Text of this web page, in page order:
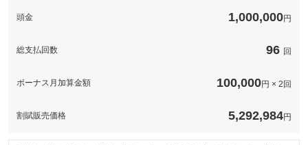
このパックの見積もり依頼（無料）
頭金 1,000,000円
総支払回数 96 回
ボーナス月加算金額 100,000円 × 2回
割賦販売価格 5,292,984円